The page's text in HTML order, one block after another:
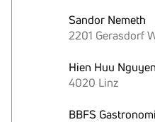
Sandor Nemeth
2201 Gerasdorf
Hien Huu Nguyen
4020 Linz
BBFS